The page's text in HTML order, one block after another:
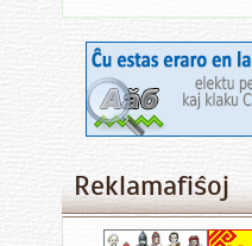
Reklamafiŝoj